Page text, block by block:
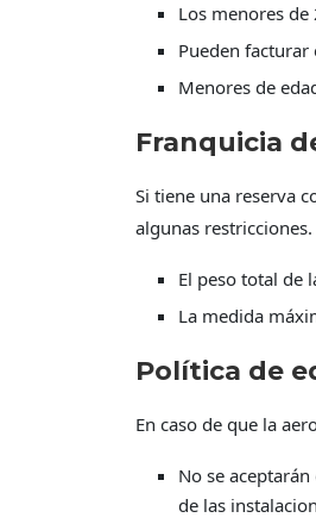
Los menores
Pueden
Menores de
Franquicia
Si tiene una reserva
algunas restricciones.
El peso total de
La medida
Política de
En caso de que la
No se
de las